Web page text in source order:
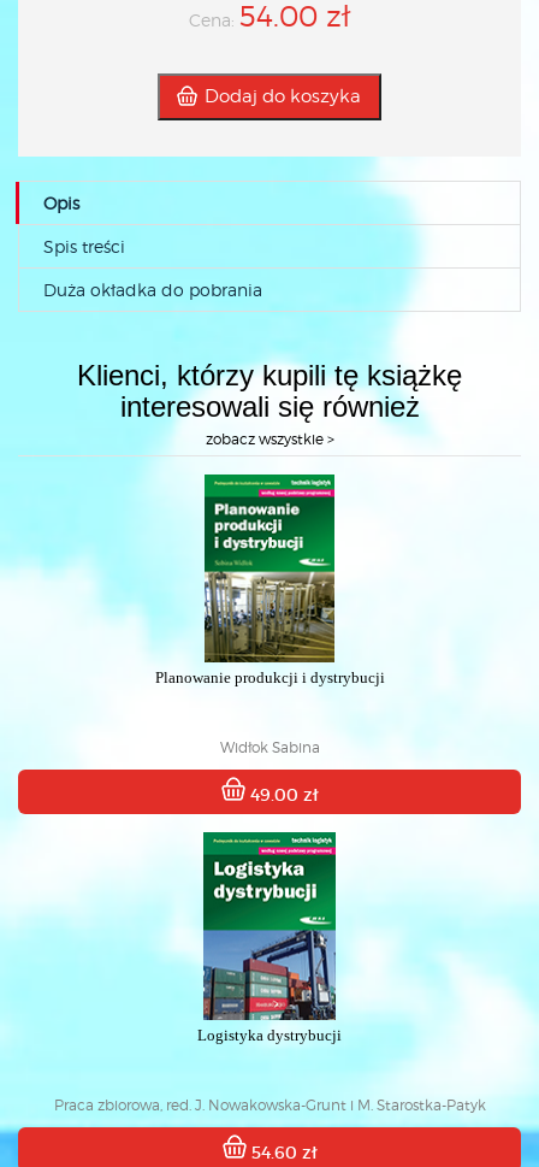
Cena: 54.00 zł
Dodaj do koszyka
Opis
Spis treści
Duża okładka do pobrania
Klienci, którzy kupili tę książkę
interesowali się również
zobacz wszystkie >
Planowanie produkcji i dystrybucji
Widłok Sabina
49.00 zł
Logistyka dystrybucji
Praca zbiorowa, red. J. Nowakowska-Grunt i M. Starostka-Patyk
54.60 zł